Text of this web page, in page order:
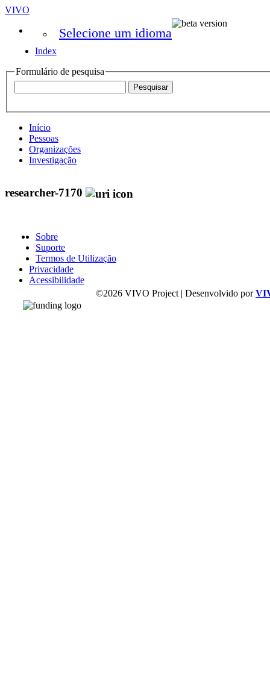
VIVO
Selecione um idioma
Index
Formulário de pesquisa
Início
Pessoas
Organizações
Investigação
researcher-7170
Sobre
Suporte
Termos de Utilização
Privacidade
Acessibilidade
©2026 VIVO Project | Desenvolvido por